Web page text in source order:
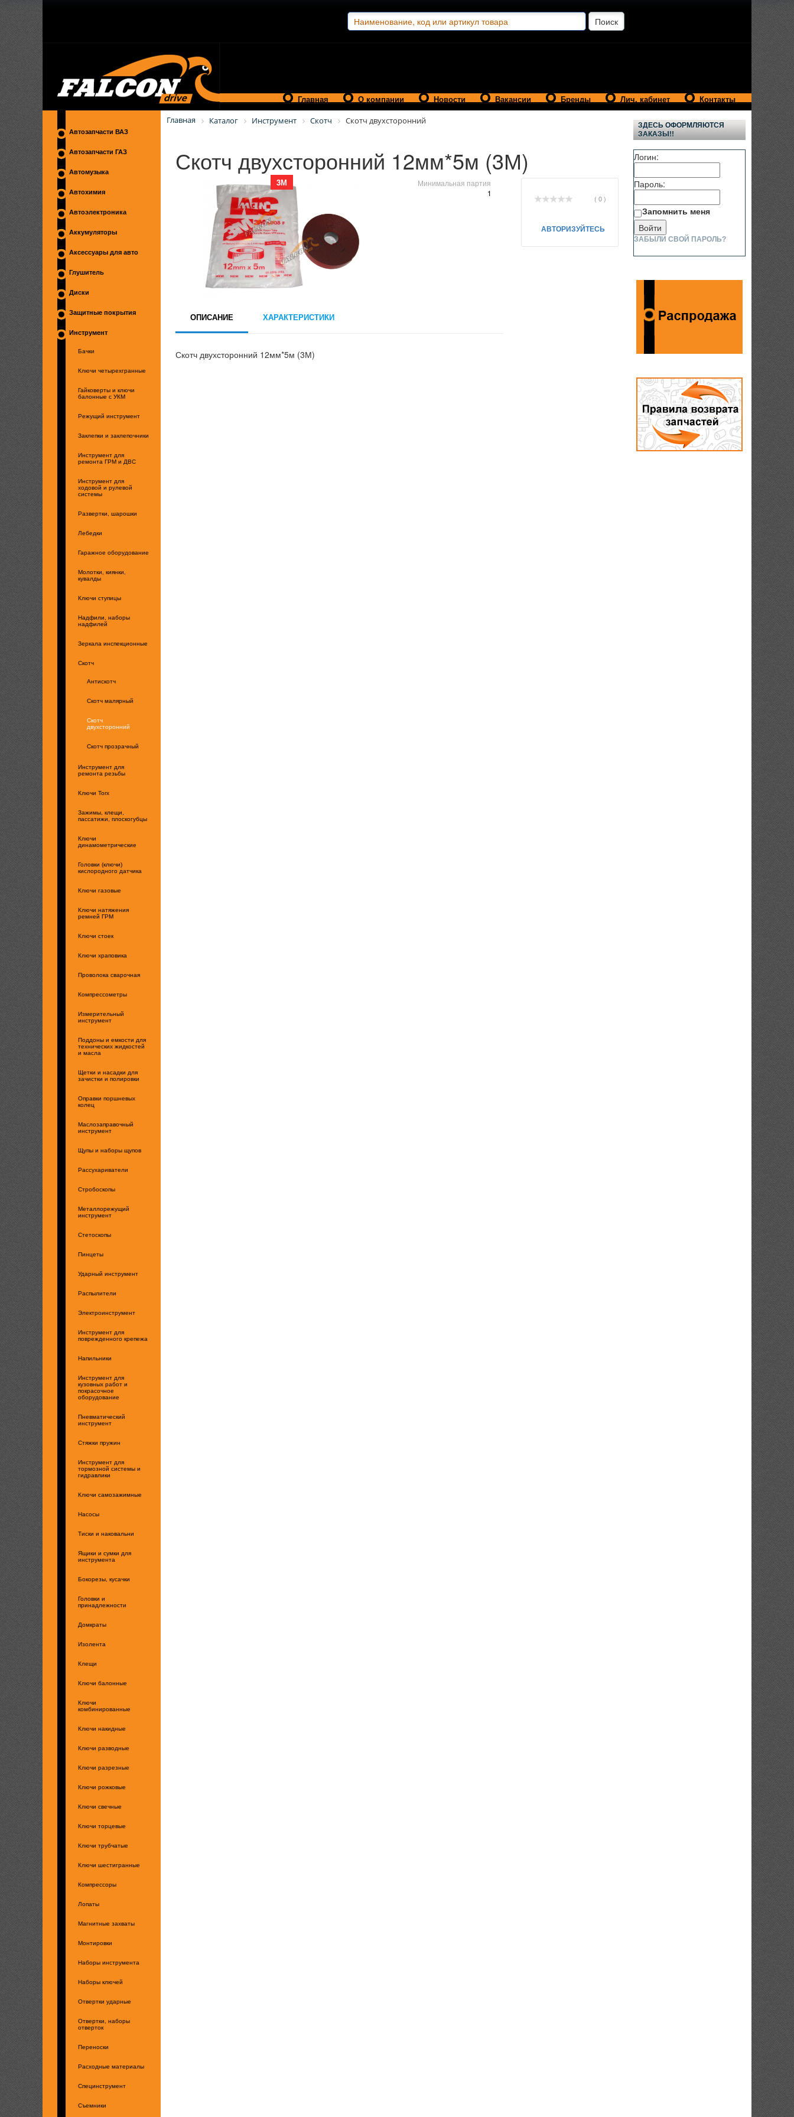
Главная О компании Новости Вакансии Бренды Лич. кабинет Контакты
Автозапчасти ВАЗ
Автозапчасти ГАЗ
Автомузыка
Автохимия
Автоэлектроника
Аккумуляторы
Аксессуары для авто
Глушитель
Диски
Защитные покрытия
Инструмент
Бачки
Ключи четырехгранные
Гайковерты и ключи
балонные с УКМ
Режущий инструмент
Заклепки и заклепочники
Инструмент для
ремонта ГРМ и ДВС
Инструмент для
ходовой и рулевой
системы
Развертки, шарошки
Лебедки
Гаражное оборудование
Молотки, киянки,
кувалды
Ключи ступицы
Надфили, наборы
надфилей
Зеркала инспекционные
Скотч
Антискотч
Скотч малярный
Скотч
двухсторонний
Скотч прозрачный
Инструмент для
ремонта резьбы
Ключи Torx
Зажимы, клещи,
пассатижи, плоскогубцы
Ключи
динамометрические
Головки (ключи)
кислородного датчика
Ключи газовые
Ключи натяжения
ремней ГРМ
Ключи стоек
Ключи храповика
Проволока сварочная
Компрессометры
Измерительный
инструмент
Поддоны и емкости для
технических жидкостей
и масла
Щетки и насадки для
зачистки и полировки
Оправки поршневых
колец
Маслозаправочный
инструмент
Щупы и наборы щупов
Рассухариватели
Стробоскопы
Металлорежущий
инструмент
Стетоскопы
Пинцеты
Ударный инструмент
Распылители
Электроинструмент
Инструмент для
поврежденного крепежа
Напильники
Инструмент для
кузовных работ и
покрасочное
оборудование
Пневматический
инструмент
Стяжки пружин
Инструмент для
тормозной системы и
гидравлики
Ключи самозажимные
Насосы
Тиски и наковальни
Ящики и сумки для
инструмента
Бокорезы, кусачки
Головки и
принадлежности
Домкраты
Изолента
Клещи
Ключи балонные
Ключи
комбинированные
Ключи накидные
Ключи разводные
Ключи разрезные
Ключи рожковые
Ключи свечные
Ключи торцевые
Ключи трубчатые
Ключи шестигранные
Компрессоры
Лопаты
Магнитные захваты
Монтировки
Наборы инструмента
Наборы ключей
Отвертки ударные
Отвертки, наборы
отверток
Переноски
Расходные материалы
Специнструмент
Съемники
Главная Каталог Инструмент Скотч Скотч двухсторонний
Скотч двухсторонний 12мм*5м (3М)
3М
Минимальная партия
1
( 0 )
АВТОРИЗУЙТЕСЬ
ОПИСАНИЕ ХАРАКТЕРИСТИКИ
Скотч двухсторонний 12мм*5м (3М)
ЗДЕСЬ ОФОРМЛЯЮТСЯ
ЗАКАЗЫ!!
Логин:
Пароль:
Запомнить меня
ЗАБЫЛИ СВОЙ ПАРОЛЬ?